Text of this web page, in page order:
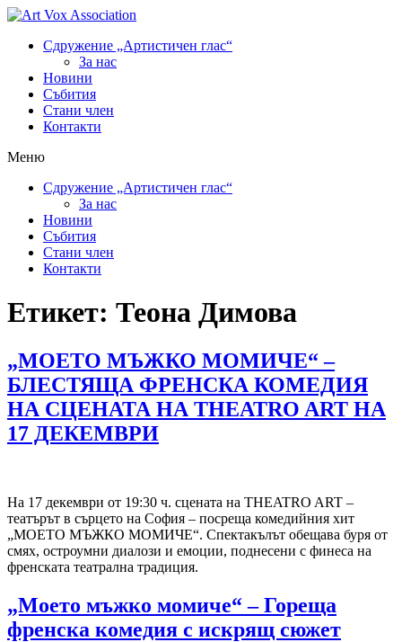
Сдружение „Артистичен глас“
За нас
Новини
Събития
Стани член
Контакти
Меню
Сдружение „Артистичен глас“
За нас
Новини
Събития
Стани член
Контакти
Етикет: Теона Димова
„МОЕТО МЪЖКО МОМИЧЕ“ –
БЛЕСТЯЩА ФРЕНСКА КОМЕДИЯ
НА СЦЕНАТА НА THEATRO ART НА
17 ДЕКЕМВРИ
На 17 декември от 19:30 ч. сцената на THEATRO ART –
театърът в сърцето на София – посреща комедийния хит
„МОЕТО МЪЖКО МОМИЧЕ“. Спектакълът обещава буря от
смях, остроумни диалози и емоции, поднесени с финеса на
френската театрална традиция.
„Моето мъжко момиче“ – Гореща
френска комедия с искрящ сюжет